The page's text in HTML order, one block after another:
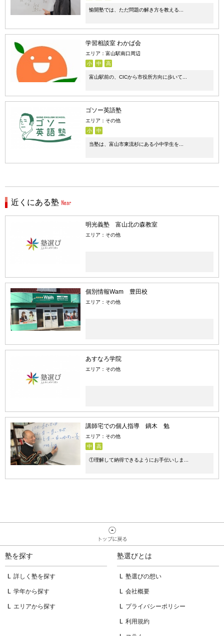
愉開塾では、ただ問題の解き方を教える...
学習相談室 わかば会
エリア：富山駅南口周辺
小
中 高
富山駅前の、CICから市役所方向に歩いて...
ゴソー英語塾
エリア：その他
小
中
当塾は、富山市東流杉にある小中学生を...
近くにある塾
明光義塾 富山北の森教室
エリア：その他
個別情報Wam 豊田校
エリア：その他
あすなろ学院
エリア：その他
講師宅での個人指導 鏑木 勉
エリア：その他
中
高
①理解して納得できるようにお手伝いしま...
塾を探す
詳しく塾を探す
学年から探す
エリアから探す
塾選びとは
塾選びの想い
会社概要
プライバシーポリシー
利用規約